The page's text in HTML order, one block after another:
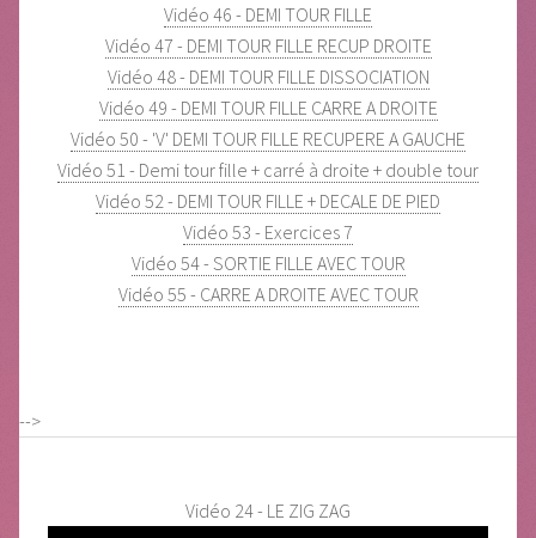
Vidéo 46 - DEMI TOUR FILLE
Vidéo 47 - DEMI TOUR FILLE RECUP DROITE
Vidéo 48 - DEMI TOUR FILLE DISSOCIATION
Vidéo 49 - DEMI TOUR FILLE CARRE A DROITE
Vidéo 50 - 'V' DEMI TOUR FILLE RECUPERE A GAUCHE
Vidéo 51 - Demi tour fille + carré à droite + double tour
Vidéo 52 - DEMI TOUR FILLE + DECALE DE PIED
Vidéo 53 - Exercices 7
Vidéo 54 - SORTIE FILLE AVEC TOUR
Vidéo 55 - CARRE A DROITE AVEC TOUR
-->
Vidéo 24 - LE ZIG ZAG